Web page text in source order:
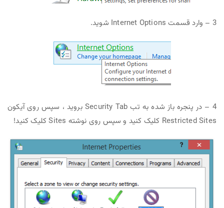
3 – وارد قسمت Internet Options شوید.
4 – در پنجره باز شده به تب Security Tab بروید ، سپس روی آیکون
Restricted Sites کلیک کنید و سپس روی نوشته Sites کلیک کنید!